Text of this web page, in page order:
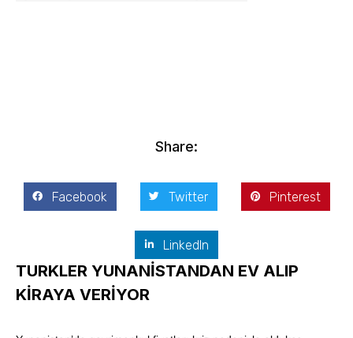
Share:
Facebook Twitter Pinterest
LinkedIn
TURKLER YUNANİSTANDAN EV ALIP
KİRAYA VERİYOR